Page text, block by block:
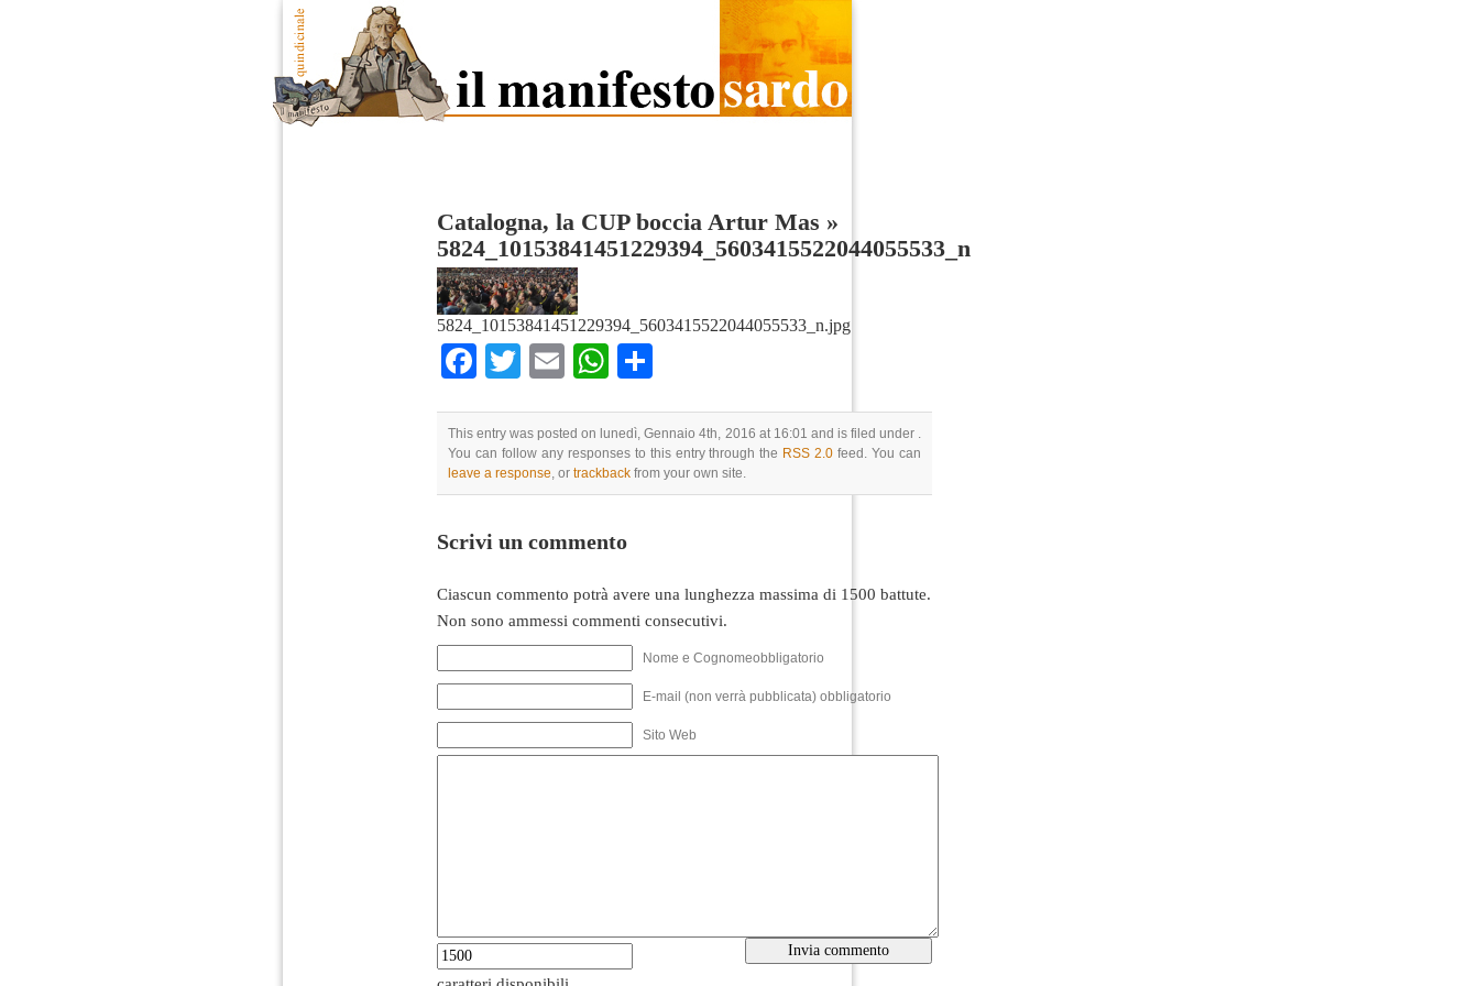
Catalogna, la CUP boccia Artur Mas »
5824_10153841451229394_5603415522044055533_n
5824_10153841451229394_5603415522044055533_n.jpg
Facebook
TwitterEmailWhatsApp
This entry was posted on lunedì, Gennaio 4th, 2016 at 16:01 and is filed under .
You can follow any responses to this entry through the RSS 2.0 feed. You can
leave a response, or trackback from your own site.
Scrivi un commento
Ciascun commento potrà avere una lunghezza massima di 1500 battute.
Non sono ammessi commenti consecutivi.
Nome e Cognomeobbligatorio
E-mail (non verrà pubblicata) obbligatorio
Sito Web